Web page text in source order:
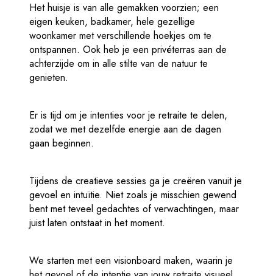
Het huisje is van alle gemakken voorzien; een
eigen keuken, badkamer, hele gezellige
woonkamer met verschillende hoekjes om te
ontspannen. Ook heb je een privéterras aan de
achterzijde om in alle stilte van de natuur te
genieten.
Er is tijd om je intenties voor je retraite te delen,
zodat we met dezelfde energie aan de dagen
gaan beginnen.
Tijdens de creatieve sessies ga je creëren vanuit je
gevoel en intuïtie. Niet zoals je misschien gewend
bent met teveel gedachtes of verwachtingen, maar
juist laten ontstaat in het moment.
We starten met een visionboard maken, waarin je